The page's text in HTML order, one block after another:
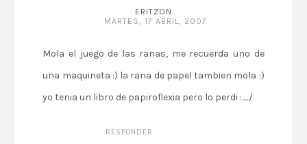
ERITZON
MARTES, 17 ABRIL, 2007
Mola el juego de las ranas, me recuerda uno de
una maquineta :) la rana de papel tambien mola :)
yo tenia un libro de papiroflexia pero lo perdi :_/
RESPONDER